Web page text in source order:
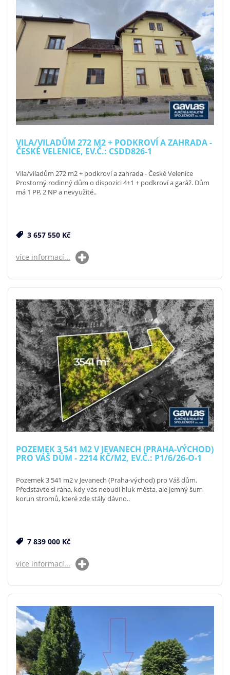
VILA/VILADŮM 272 M2 + PODKROVÍ A ZAHRADA -
ČESKÉ VELENICE, EV.Č.: CSDD826-1
Vila/viladům 272 m2 + podkroví a zahrada - České Velenice
Prostorný rodinný dům o dispozici 4+1 + podkroví a garáž. Dům
má 1 PP, 2 NP a nevyužité..
3 657 550 Kč
více informací...
POZEMEK 3 541 M2 V JEVANECH (PRAHA-VÝCHOD)
PRO VÁŠ DŮM - 2214 KČ/M2, EV.Č.: P1/6/26-O-1
Pozemek 3 541 m2 v Jevanech (Praha-východ) pro Váš dům.
Představte si rána, kdy vás nebudí hluk města, ale jemný šum
korun stromů, které zde stály dávno..
7 839 000 Kč
více informací...